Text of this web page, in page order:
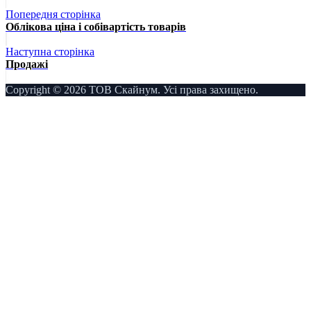
Попередня сторінка
Облікова ціна і собівартість товарів
Наступна сторінка
Продажі
Copyright © 2026 ТОВ Скайнум. Усі права захищено.